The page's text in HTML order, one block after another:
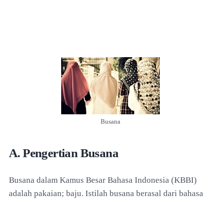
Busana
A. Pengertian Busana
Busana dalam Kamus Besar Bahasa Indonesia (KBBI)
adalah pakaian; baju. Istilah busana berasal dari bahasa